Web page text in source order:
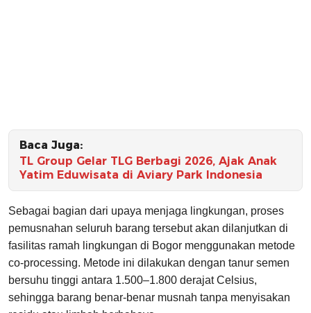
Baca Juga:
TL Group Gelar TLG Berbagi 2026, Ajak Anak
Yatim Eduwisata di Aviary Park Indonesia
Sebagai bagian dari upaya menjaga lingkungan, proses
pemusnahan seluruh barang tersebut akan dilanjutkan di
fasilitas ramah lingkungan di Bogor menggunakan metode
co-processing. Metode ini dilakukan dengan tanur semen
bersuhu tinggi antara 1.500–1.800 derajat Celsius,
sehingga barang benar-benar musnah tanpa menyisakan